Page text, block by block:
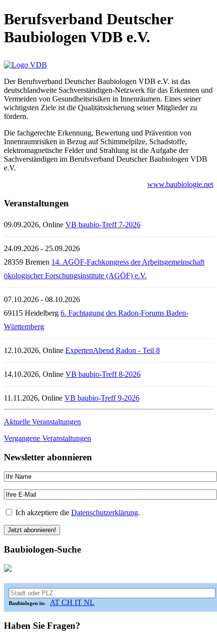
Berufsverband Deutscher
Baubiologen VDB e.V.
Der Berufsverband Deutscher Baubiologen VDB e.V. ist das
deutschlandweite Sachverständigen-Netzwerk für das Erkennen und
Vermeiden von Gesundheitsrisiken in Innenräumen. Eines seiner
wichtigsten Ziele ist die Qualitätssicherung seiner Mitglieder zu
fördern.
Die fachgerechte Erkennung, Bewertung und Prävention von
Innenraumrisiken in Bezug auf Schimmelpilze, Schadstoffe,
elektromagnetische Felder und Strahlung ist die Aufgabe der
Sachverständigen im Berufsverband Deutscher Baubiologen VDB
e.V.
www.baubiologie.net
Veranstaltungen
09.09.2026, Online VB baubio-Treff 7-2026
24.09.2026 - 25.09.2026
28359 Bremen 14. AGÖF-Fachkongress der Arbeitsgemeinschaft
ökologischer Forschungsinstitute (AGÖF) e.V.
07.10.2026 - 08.10.2026
69115 Heidelberg 6. Fachtagung des Radon-Forums Baden-
Württemberg
12.10.2026, Online ExpertenAbend Radon - Teil 8
14.10.2026, Online VB baubio-Treff 8-2026
11.11.2026, Online VB baubio-Treff 9-2026
Aktuelle Veranstaltungen
Vergangene Veranstaltungen
Newsletter abonnieren
Ich akzeptiere die Datenschutzerklärung.
Baubiologen-Suche
Baubiologen in: AT CH IT NL
Haben Sie Fragen?